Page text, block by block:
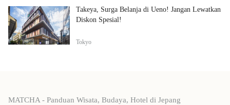
Takeya, Surga Belanja di Ueno! Jangan Lewatkan
Diskon Spesial!
Tokyo
MATCHA - Panduan Wisata, Budaya, Hotel di Jepang